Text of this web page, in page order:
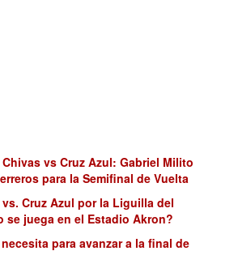
vs Cruz Azul: Gabriel Milito
para la Semifinal de Vuelta
Cruz Azul por la Liguilla del
se juega en el Estadio Akron?
para avanzar a la final de